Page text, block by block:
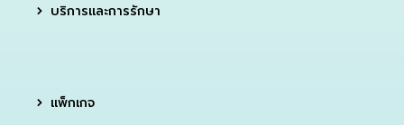
บริการและการรักษา
แพ็กเกจ